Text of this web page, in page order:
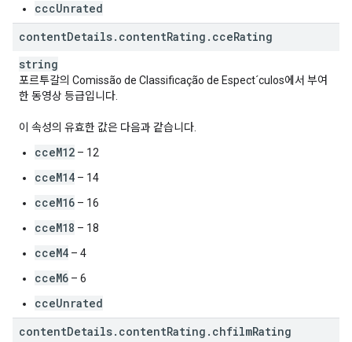
cccUnrated
contentDetails. contentRating . cceRating
string
포르투갈의 Comissão de Classificação de Espect´culos에서 부여
한 동영상 등급입니다.
이 속성의 유효한 값은 다음과 같습니다.
cceM12 – 12
cceM14 – 14
cceM16 – 16
cceM18 – 18
cceM4 – 4
cceM6 – 6
cceUnrated
contentDetails. contentRating . chfilmRating